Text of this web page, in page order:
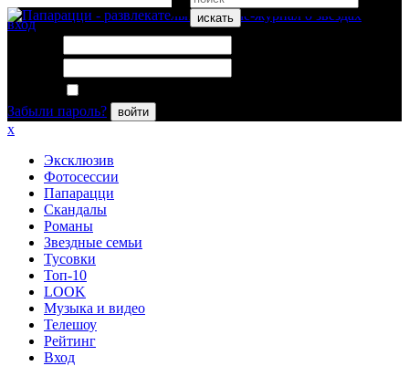
искать
вход
Забыли пароль?
войти
x
Эксклюзив
Фотосессии
Папарацци
Скандалы
Романы
Звездные семьи
Тусовки
Топ-10
LOOK
Музыка и видео
Телешоу
Рейтинг
Вход